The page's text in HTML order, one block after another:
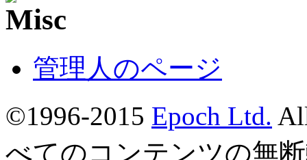
管理人のページ
©1996-2015 Epoch Ltd.
べてのコンテンツの無